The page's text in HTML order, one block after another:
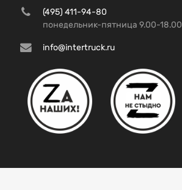
(495) 411-94-80
понедельник-пятница 9.00-18.00
info@intertruck.ru